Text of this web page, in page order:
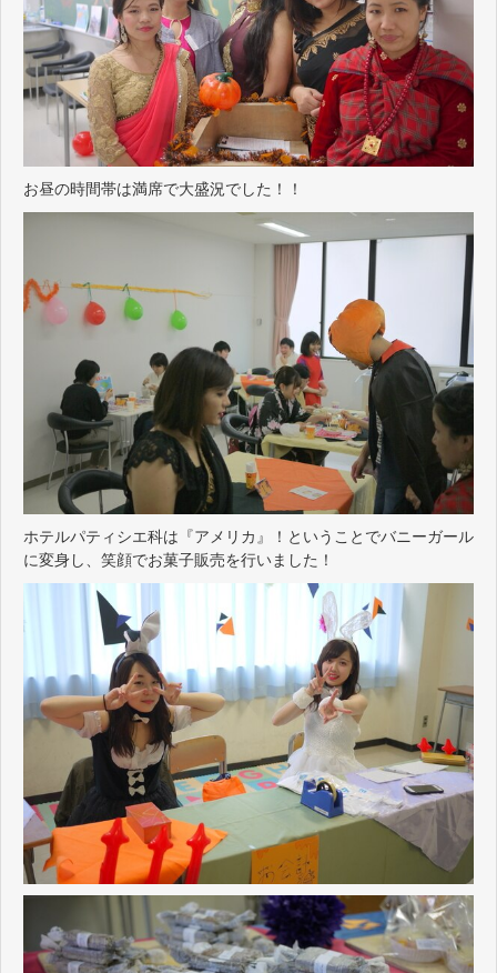
お昼の時間帯は満席で大盛況でした！！
ホテルパティシエ科は『アメリカ』！ということでバニーガール
に変身し、笑顔でお菓子販売を行いました！